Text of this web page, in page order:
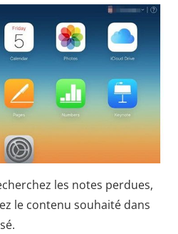
les notes perdues,
le contenu souhaité dans